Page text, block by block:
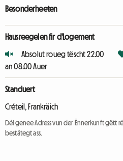
Besonderheeten
Hausreegelen fir d'Logement
Absolut roueg tëscht 22.00
an 08.00 Auer
Standuert
Créteil, Frankräich
Déi genee Adress vun der Ënnerkunft gëtt
bestätegt ass.